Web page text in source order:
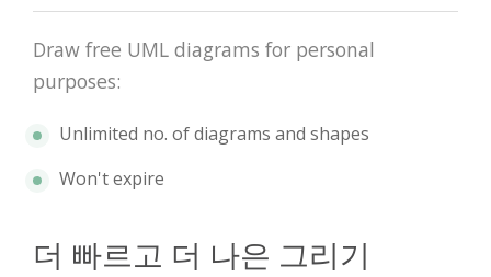
Draw free UML diagrams for personal
purposes:
Unlimited no. of diagrams and shapes
Won't expire
더 빠르고 더 나은 그리기